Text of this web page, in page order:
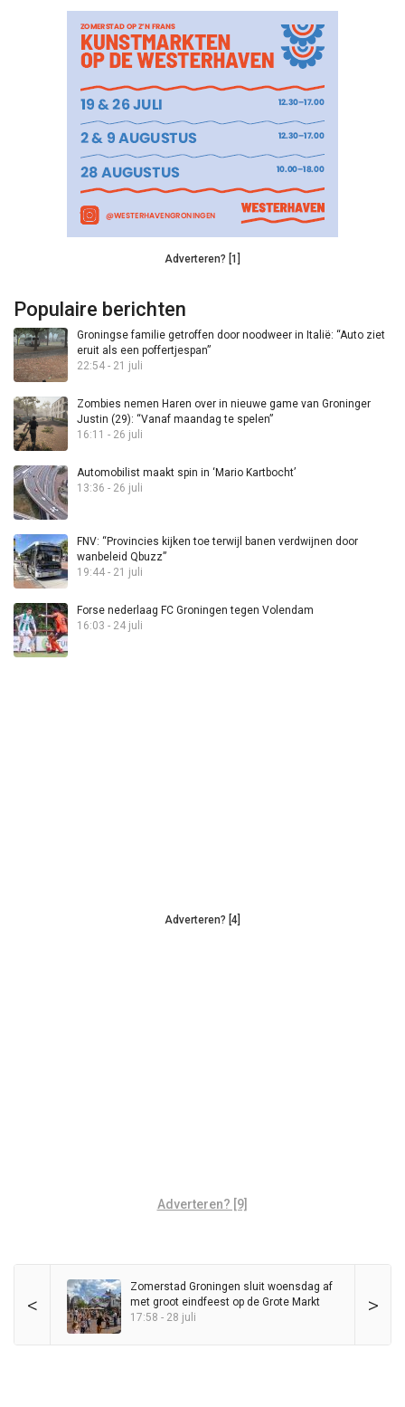
Adverteren? [1]
Populaire berichten
Groningse familie getroffen door noodweer in Italië: “Auto ziet
eruit als een poffertjespan”
22:54 - 21 juli
Zombies nemen Haren over in nieuwe game van Groninger
Justin (29): “Vanaf maandag te spelen”
16:11 - 26 juli
Automobilist maakt spin in ‘Mario Kartbocht’
13:36 - 26 juli
FNV: “Provincies kijken toe terwijl banen verdwijnen door
wanbeleid Qbuzz”
19:44 - 21 juli
Forse nederlaag FC Groningen tegen Volendam
16:03 - 24 juli
Adverteren? [4]
Adverteren? [9]
< >
Zomerstad Groningen sluit woensdag af
met groot eindfeest op de Grote Markt
17:58 - 28 juli